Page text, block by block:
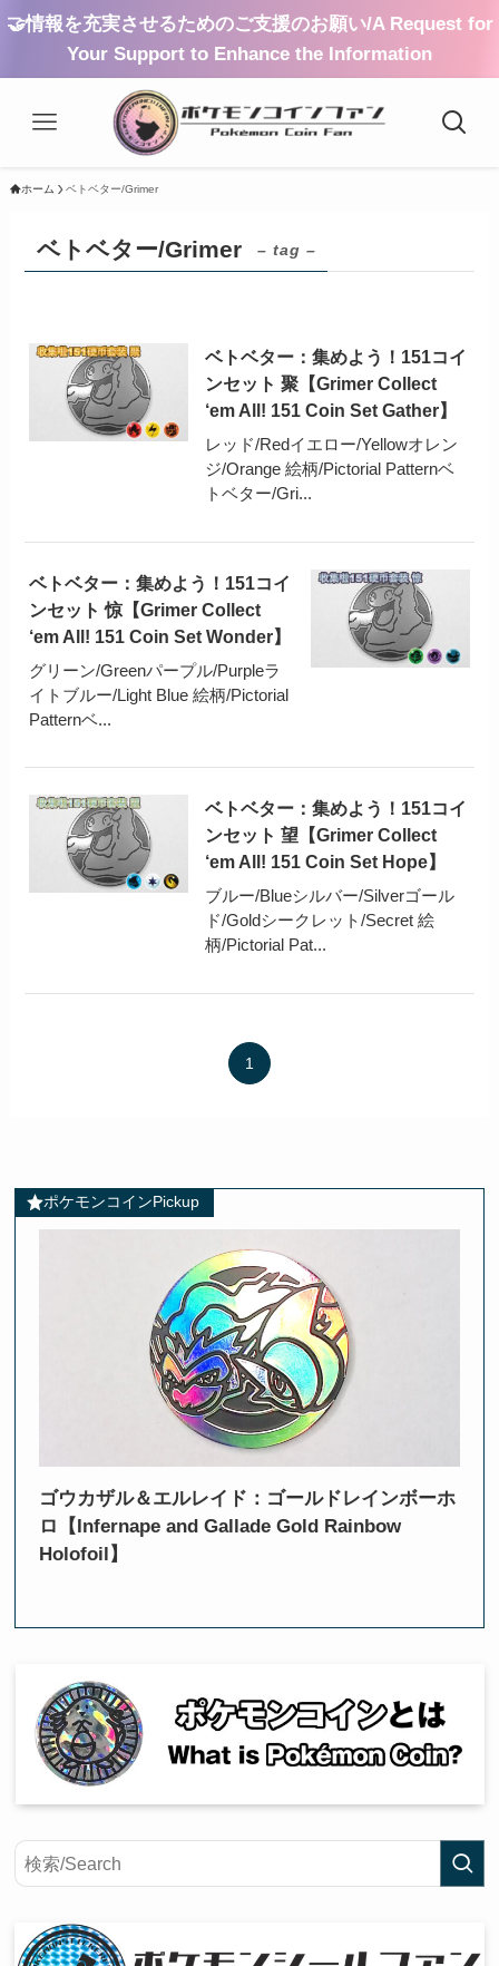
🤝情報を充実させるためのご支援のお願い/A Request for
Your Support to Enhance the Information
ホーム ベトベター/Grimer
ベトベター/Grimer – tag –
ベトベター：集めよう！151コイ
ンセット 聚【Grimer Collect
‘em All! 151 Coin Set Gather】
レッド/Redイエロー/Yellowオレン
ジ/Orange 絵柄/Pictorial Patternベ
トベター/Gri...
ベトベター：集めよう！151コイ
ンセット 惊【Grimer Collect
‘em All! 151 Coin Set Wonder】
グリーン/Greenパープル/Purpleラ
イトブルー/Light Blue 絵柄/Pictorial
Patternベ...
ベトベター：集めよう！151コイ
ンセット 望【Grimer Collect
‘em All! 151 Coin Set Hope】
ブルー/Blueシルバー/Silverゴール
ド/Goldシークレット/Secret 絵
柄/Pictorial Pat...
1
ポケモンコインPickup
ゴウカザル＆エルレイド：ゴールドレインボーホ
ロ【Infernape and Gallade Gold Rainbow
Holofoil】